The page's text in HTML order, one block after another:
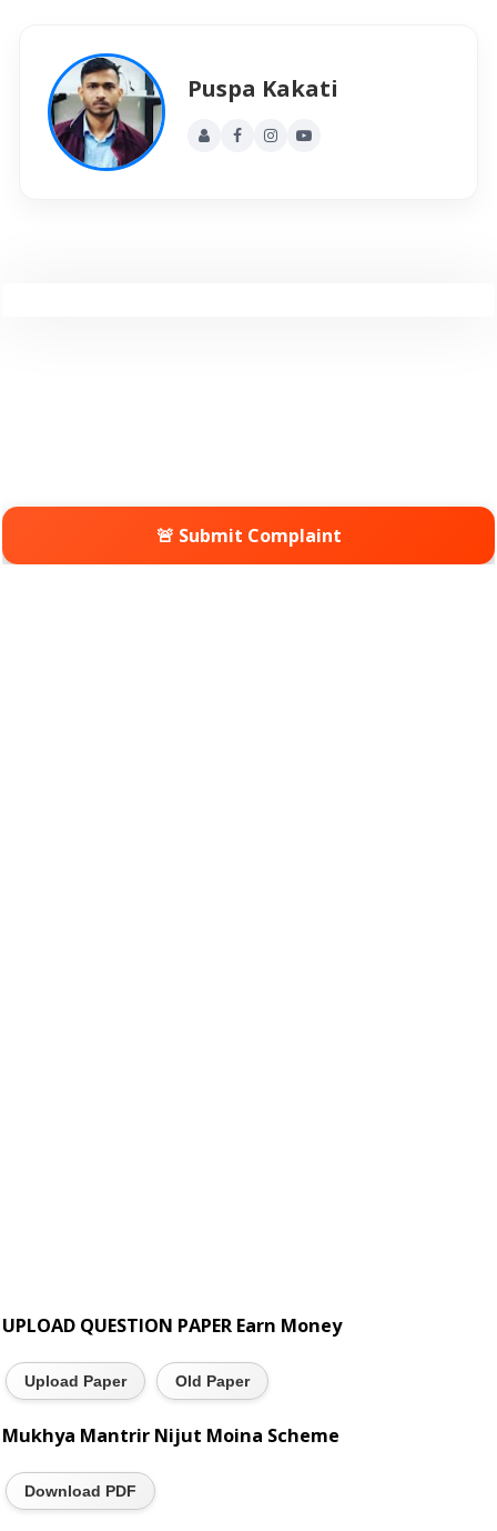
Puspa Kakati
🚨 Submit Complaint
UPLOAD QUESTION PAPER Earn Money
Upload Paper Old Paper
Mukhya Mantrir Nijut Moina Scheme
Download PDF